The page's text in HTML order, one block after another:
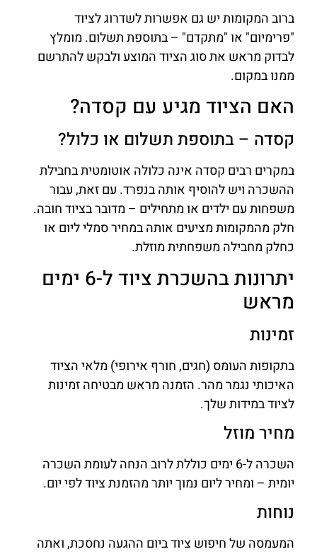
ברוב המקומות יש גם אפשרות לשדרוג לציוד
"פרימיום" או "מתקדם" – בתוספת תשלום. מומלץ
לבדוק מראש את סוג הציוד המוצע ולבקש להתרשם
ממנו במקום.
האם הציוד מגיע עם קסדה?
קסדה – בתוספת תשלום או כלול?
במקרים רבים קסדה אינה כלולה אוטומטית בחבילת
ההשכרה ויש להוסיף אותה בנפרד. עם זאת, עבור
משפחות עם ילדים או מתחילים – מדובר בציוד חובה.
חלק מהמקומות מציעים אותה במחיר סמלי ליום או
כחלק מחבילה משפחתית מוזלת.
יתרונות בהשכרת ציוד ל-6 ימים
מראש
זמינות
בתקופות העומס (חגים, חורף אירופי) מלאי הציוד
האיכותי נגמר מהר. הזמנה מראש מבטיחה זמינות
לציוד במידות שלך.
מחיר מוזל
השכרה ל-6 ימים כוללת לרוב הנחה לעומת השכרה
יומית – ומחיר ליום נמוך יותר מהזמנת ציוד לפי יום.
נוחות
המעמסה של חיפוש ציוד ביום ההגעה נחסכת, ואתה